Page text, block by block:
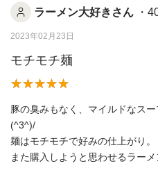
ラーメン大好きさん ・
2023年02月23日
モチモチ麺
豚の臭みもなく、マイルドなス
(^3^)/
麺はモチモチで好みの仕上がり。
また購入しようと思わせるラー